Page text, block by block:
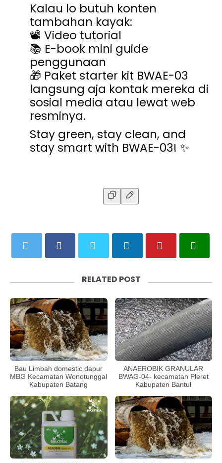
Kalau lo butuh konten
tambahan kayak:
📽️ Video tutorial
📚 E-book mini guide
penggunaan
🎁 Paket starter kit BWAE-03
langsung aja kontak mereka di
sosial media atau lewat web
resminya.
Stay green, stay clean, and
stay smart with BWAE-03! ✨
RELATED POST
Bau Limbah domestic dapur
MBG Kecamatan Wonotunggal
Kabupaten Batang
ANAEROBIK GRANULAR
BWAG-04- kecamatan Pleret
Kabupaten Bantul